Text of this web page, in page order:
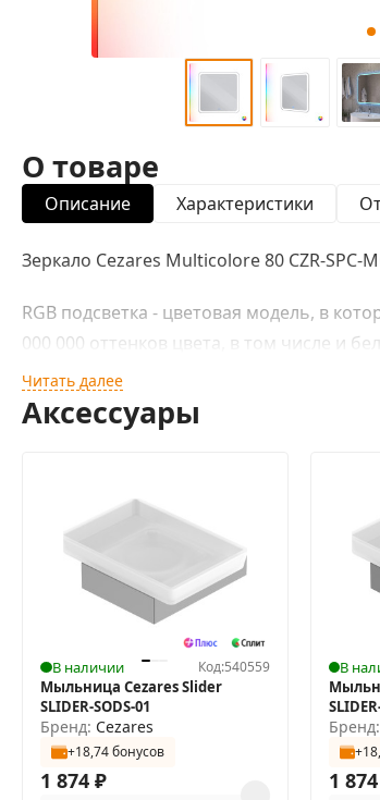
О товаре
Описание Характеристики
Зеркало Cezares Multicolore 80 CZR-SPC-
RGB подсветка - цветовая модель, в
000 000 оттенков цвета, в том числе и
Преимущества RGB-подсветки:
Можно создавать выдающиеся
Энергоэффективность и экономичность.
Идеальное решение для создания
Характеристики:
Материал корпуса: пластик.
Материал фасада: зеркальное полотно.
Пескоструйная обработка окантовки
Размеры (ШхВхГ): 800х800х30 мм.
Оснащение: встроенная светодиодная
Подсветка: 4200 К (холодный белый) в
Читать далее
Аксессуары
В наличии Код:540559
Мыльница Cezares Slider
SLIDER-SODS-01
Бренд: Cezares
+18,74 бонусов
1 874 ₽
В
Бренд:
1 874